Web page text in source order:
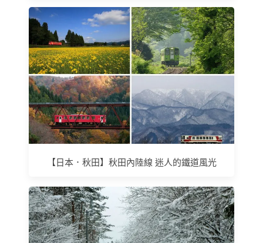
【日本．秋田】秋田內陸線 迷人的鐵道風光